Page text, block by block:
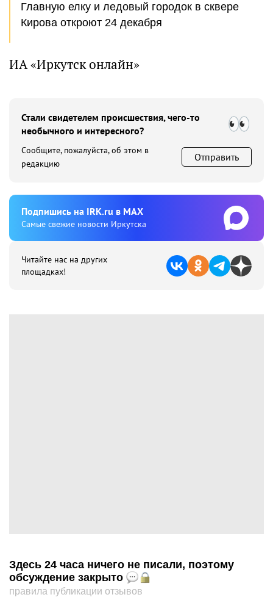
Главную елку и ледовый городок в сквере
Кирова откроют 24 декабря
ИА «Иркутск онлайн»
Стали свидетелем происшествия, чего-то
необычного и интересного?
Сообщите, пожалуйста, об этом в
редакцию
Отправить
Подпишиcь на IRK.ru в MAX
Cамые свежие новости Иркутска
Читайте нас на других
площадках!
Здесь 24 часа ничего не писали, поэтому
обсуждение закрыто
правила публикации отзывов